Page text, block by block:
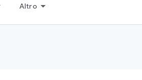
Altro